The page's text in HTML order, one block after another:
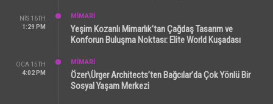
NIS 16TH
1:29 PM
MİMARİ
Yeşim Kozanlı Mimarlık’tan Çağdaş Tasarım ve
Konforun Buluşma Noktası: Elite World Kuşadası
OCA 15TH
4:02 PM
MİMARİ
Özer\Ürger Architects’ten Bağcılar’da Çok Yönlü Bir
Sosyal Yaşam Merkezi